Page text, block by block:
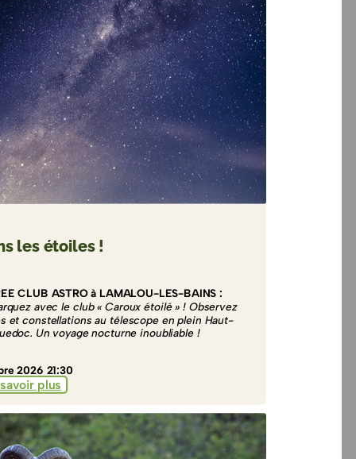
les étoiles !
CLUB ASTRO à LAMALOU-LES-BAINS :
avec le club « Caroux étoilé » ! Observez
et constellations au télescope en plein Haut-
Un voyage nocturne inoubliable !
2026 21:30
plus